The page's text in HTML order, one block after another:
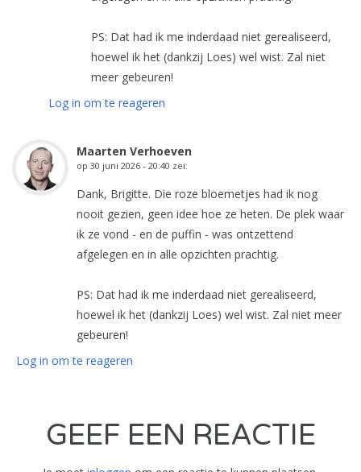
PS: Dat had ik me inderdaad niet gerealiseerd,
hoewel ik het (dankzij Loes) wel wist. Zal niet
meer gebeuren!
Log in om te reageren
Maarten Verhoeven
op 30 juni 2026 - 20:40 zei:
Dank, Brigitte. Die roze bloemetjes had ik nog
nooit gezien, geen idee hoe ze heten. De plek waar
ik ze vond - en de puffin - was ontzettend
afgelegen en in alle opzichten prachtig.
PS: Dat had ik me inderdaad niet gerealiseerd,
hoewel ik het (dankzij Loes) wel wist. Zal niet meer
gebeuren!
Log in om te reageren
GEEF EEN REACTIE